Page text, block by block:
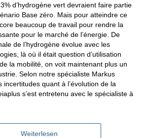
d’hydrogène vert devraient faire partie
Base zéro. Mais pour atteindre ce
beaucoup de travail pour rendre la
pour le marché de l’énergie. De
de l’hydrogène évolue avec les
là où il était question d’utilisation
la mobilité, on voit maintenant plus un
Selon notre spécialiste Markus
incertitudes quant à l’évolution de la
s’est entretenu avec le spécialiste à
Weiterlesen